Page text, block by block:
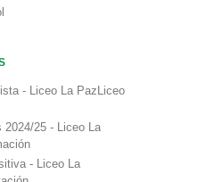
- Liceo La PazLiceo
25 - Liceo La
- Liceo La